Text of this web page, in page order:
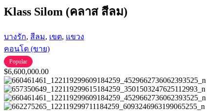
Klass Silom (คลาส สีลม)
บางรัก, สีลม, เขต, แขวง
คอนโด (ขาย)
Popular
$6,600,000.00